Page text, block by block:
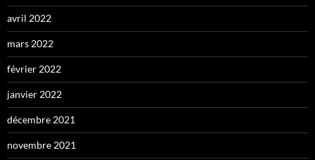
avril 2022
mars 2022
février 2022
janvier 2022
décembre 2021
novembre 2021